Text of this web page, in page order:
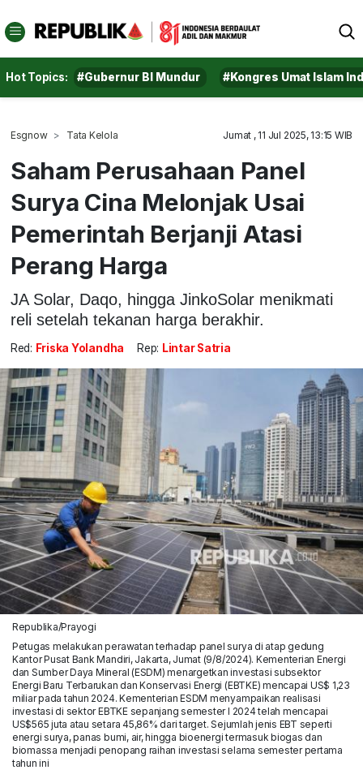
Hot Topics: #Gubernur BI Mundur #Kongres Umat Islam
Esgnow Tata Kelola Jumat , 11 Jul 2025, 13:15 WIB
Saham Perusahaan Panel
Surya Cina Melonjak Usai
Pemerintah Berjanji Atasi
Perang Harga
JA Solar, Daqo, hingga JinkoSolar menikmati
reli setelah tekanan harga berakhir.
Red: Friska Yolandha Rep: Lintar Satria
Republika/Prayogi
Petugas melakukan perawatan terhadap panel surya di atap gedung
Kantor Pusat Bank Mandiri, Jakarta, Jumat (9/8/2024). Kementerian Energi
dan Sumber Daya Mineral (ESDM) menargetkan investasi subsektor
Energi Baru Terbarukan dan Konservasi Energi (EBTKE) mencapai US$ 1,23
miliar pada tahun 2024. Kementerian ESDM menyampaikan realisasi
investasi di sektor EBTKE sepanjang semester I 2024 telah mencapai
US$565 juta atau setara 45,86% dari target. Sejumlah jenis EBT seperti
energi surya, panas bumi, air, hingga bioenergi termasuk biogas dan
biomassa menjadi penopang raihan investasi selama semester pertama
tahun ini